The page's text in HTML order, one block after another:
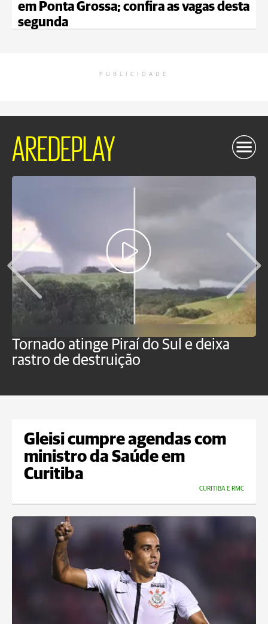
em Ponta Grossa; confira as vagas desta
segunda
PUBLICIDADE
AREDEPLAY
Tornado atinge Piraí do Sul e deixa
rastro de destruição
Gleisi cumpre agendas com
ministro da Saúde em
Curitiba
CURITIBA E RMC